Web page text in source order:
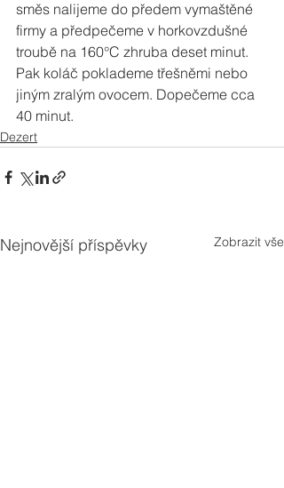
směs nalijeme do předem vymaštěné
firmy a předpečeme v horkovzdušné
troubě na 160°C zhruba deset minut.
Pak koláč poklademe třešněmi nebo
jiným zralým ovocem. Dopečeme cca
40 minut.
Dezert
Nejnovější příspěvky Zobrazit vše